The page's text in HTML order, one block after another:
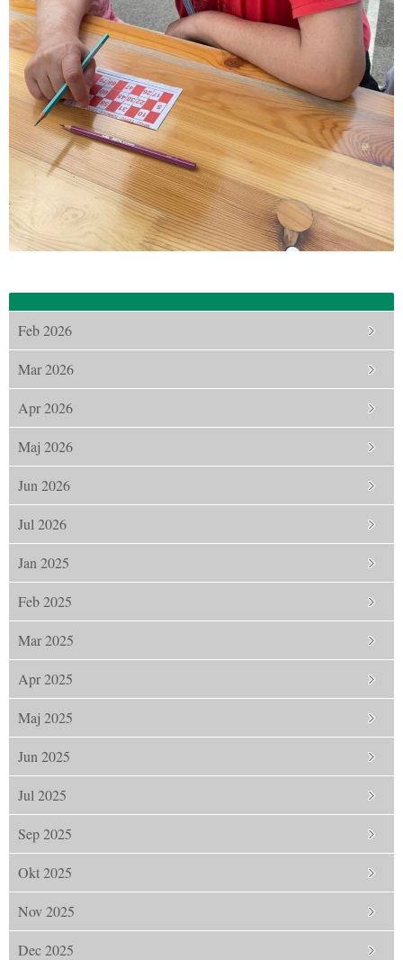
Feb 2026
Mar 2026
Apr 2026
Maj 2026
Jun 2026
Jul 2026
Jan 2025
Feb 2025
Mar 2025
Apr 2025
Maj 2025
Jun 2025
Jul 2025
Sep 2025
Okt 2025
Nov 2025
Dec 2025